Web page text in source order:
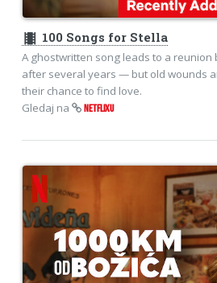
theaters 100 Songs for Stella
A ghostwritten song leads to a reunion
after several years — but old wounds
their chance to find love.
Gledaj na
NETFLIXU